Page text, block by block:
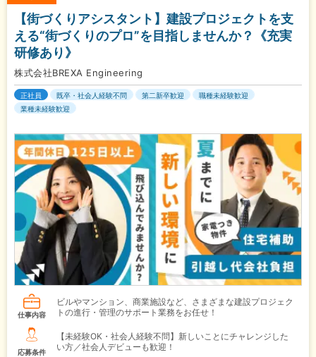
【街づくりアシスタント】建設プロジェクトを支
える“街づくりのプロ”を目指しませんか？《充実
研修あり》
株式会社BREXA Engineering
正社員 既卒・社会人経験不問 第二新卒歓迎
職種未経験歓迎
業種未経験歓迎
仕事内容
ビルやマンション、商業施設など、さまざまな建設プロジェク
トの進行・管理のサポート業務をお任せ！
応募条件
【未経験OK・社会人経験不問】新しいことにチャレンジした
い方／社会人デビューも歓迎！